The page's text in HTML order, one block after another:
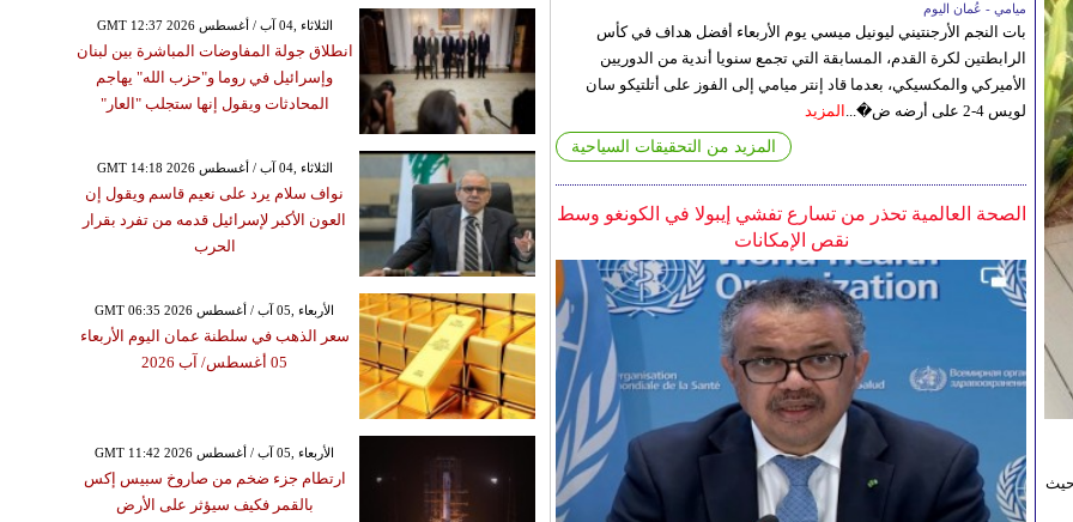
ميامي - عُمان اليوم
بات النجم الأرجنتيني ليونيل ميسي يوم الأربعاء أفضل هداف في كأس
الرابطتين لكرة القدم، المسابقة التي تجمع سنويا أندية من الدوريين
الأميركي والمكسيكي، بعدما قاد إنتر ميامي إلى الفوز على أتلتيكو سان
لويس 4-2 على أرضه ض�...
المزيد
المزيد من التحقيقات السياحية
الصحة العالمية تحذر من تسارع تفشي إيبولا في الكونغو وسط
نقص الإمكانات
حيث
GMT 12:37 2026 الثلاثاء ,04 آب / أغسطس
انطلاق جولة المفاوضات المباشرة بين لبنان
وإسرائيل في روما و"حزب الله" يهاجم
المحادثات ويقول إنها ستجلب "العار"
GMT 14:18 2026 الثلاثاء ,04 آب / أغسطس
نواف سلام يرد على نعيم قاسم ويقول إن
العون الأكبر لإسرائيل قدمه من تفرد بقرار
الحرب
GMT 06:35 2026 الأربعاء ,05 آب / أغسطس
سعر الذهب في سلطنة عمان اليوم الأربعاء
05 أغسطس/ آب 2026
GMT 11:42 2026 الأربعاء ,05 آب / أغسطس
ارتطام جزء ضخم من صاروخ سبيس إكس
بالقمر فكيف سيؤثر على الأرض